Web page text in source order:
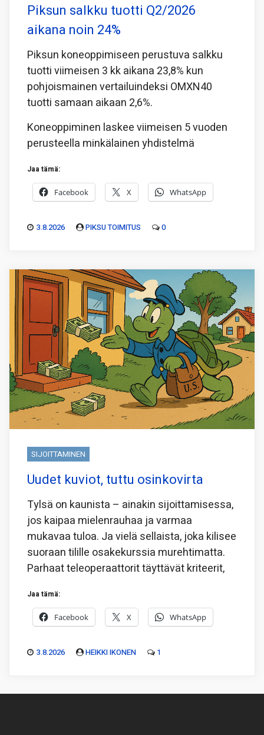
Piksun salkku tuotti Q2/2026
aikana noin 24%
Piksun koneoppimiseen perustuva salkku
tuotti viimeisen 3 kk aikana 23,8% kun
pohjoismainen vertailuindeksi OMXN40
tuotti samaan aikaan 2,6%.
Koneoppiminen laskee viimeisen 5 vuoden
perusteella minkälainen yhdistelmä
Jaa tämä:
Facebook X WhatsApp
3.8.2026 PIKSU TOIMITUS 0
SIJOITTAMINEN
Uudet kuviot, tuttu osinkovirta
Tylsä on kaunista – ainakin sijoittamisessa,
jos kaipaa mielenrauhaa ja varmaa
mukavaa tuloa. Ja vielä sellaista, joka kilisee
suoraan tilille osakekurssia murehtimatta.
Parhaat teleoperaattorit täyttävät kriteerit,
Jaa tämä:
Facebook X WhatsApp
3.8.2026 HEIKKI IKONEN 1